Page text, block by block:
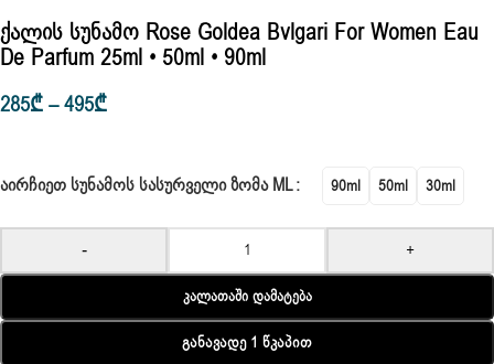
Ქალის Სუნამო Rose Goldea Bvlgari For Women Eau
De Parfum 25ml • 50ml • 90ml
285₾–495₾
ᲐᲘᲠᲩᲘᲔᲗ ᲡᲣᲜᲐᲛᲝᲡ ᲡᲐᲡᲣᲠᲕᲔᲚᲘ ᲖᲝᲛᲐ ML 90ml 50ml 30ml
- +
Კალათაში Დამატება
Განავადე 1 Წკაპით